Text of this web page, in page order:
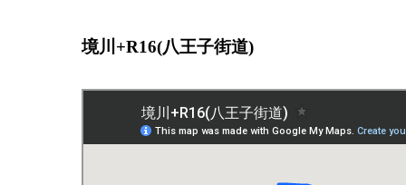
境川+R16(八王子街道)